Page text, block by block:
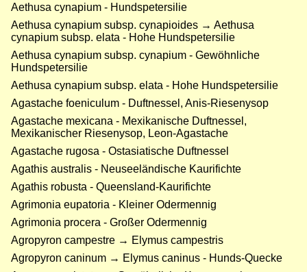
Aethusa cynapium - Hundspetersilie
Aethusa cynapium subsp. cynapioides → Aethusa
cynapium subsp. elata - Hohe Hundspetersilie
Aethusa cynapium subsp. cynapium - Gewöhnliche
Hundspetersilie
Aethusa cynapium subsp. elata - Hohe Hundspetersilie
Agastache foeniculum - Duftnessel, Anis-Riesenysop
Agastache mexicana - Mexikanische Duftnessel,
Mexikanischer Riesenysop, Leon-Agastache
Agastache rugosa - Ostasiatische Duftnessel
Agathis australis - Neuseeländische Kaurifichte
Agathis robusta - Queensland-Kaurifichte
Agrimonia eupatoria - Kleiner Odermennig
Agrimonia procera - Großer Odermennig
Agropyron campestre → Elymus campestris
Agropyron caninum → Elymus caninus - Hunds-Quecke